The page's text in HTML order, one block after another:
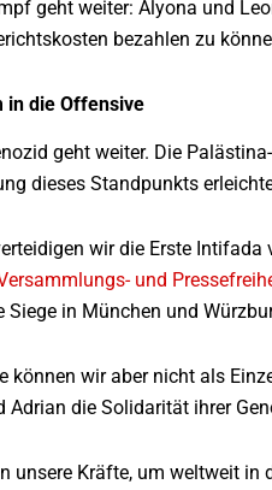
geht weiter: Alyona und
bezahlen zu
in die Offensive
geht weiter. Die
dieses Standpunkts
wir die Erste
und
Siege in München und
können wir aber nicht als
Adrian die Solidarität ihrer
unsere Kräfte, um weltweit in